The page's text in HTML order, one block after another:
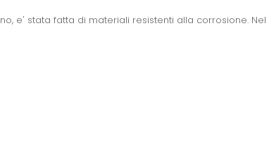
e' stata fatta di materiali resistenti alla corrosione.